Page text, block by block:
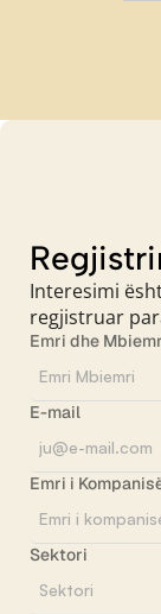
Interesimi
regjistruar
Emri dhe
E-mail
Emri i
Sektori